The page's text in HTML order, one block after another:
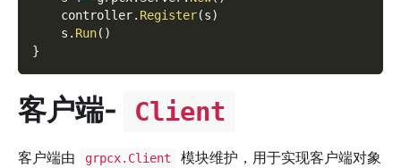
    controller
. Register(s)
    s
. Run( )
}
客户端- Client
客户端由 grpcx.Client
模块维护，用于实现客户端对象